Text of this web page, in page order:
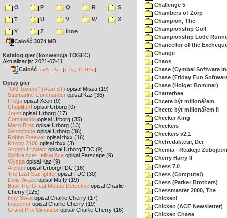
O
P Q R
S
T
U V W
X
Y
Z
inne
Całość 3074 MB
Katalog gier (konwencja TOSEC)
Aktualizacja: 2021-07-11
Całość md5 sha (7-Zip TUGZip)
Opisy gier
"Old Towers" (Atari ST) opisał Misza (19)
Submarine Commander opisał Kaz (36)
Frogs opisał Xeen (0)
Choplifter! opisał Urborg (0)
Joust opisał Urborg (17)
Commando opisał Urborg (35)
Mario Bros opisał Urborg (13)
Xenophobe opisał Urborg (36)
Robbo Forever opisał tbxx (16)
Kolony 2106 opisał tbxx (3)
Archon II: Adept opisał Urborg/TDC (9)
Spitfire Ace/Hellcat Ace opisał Farscape (9)
Wyspa opisał Kaz (9)
Archon opisał Urborg/TDC (16)
The Last Starfighter opisał TDC (30)
Dwie Wieże opisał Muffy (19)
Basil The Great Mouse Detective opisał Charlie
Cherry (125)
Inny Świat opisał Charlie Cherry (17)
Inspektor opisał Charlie Cherry (19)
Grand Prix Simulator opisał Charlie Cherry (16)
Challenge 5
Chambers of Zorp
Champion, The
Championship Golf
Championship Lode
Chancellor of the
Change
Chaos
Chase (Cymbal Software
Chase (Friday Fun
Chase (Holger Bommer)
Chatterbee
Chcete být milionářem
Chcete být milionářem II
Checker King
Checkers
Checkers v2.1
Chefredakteur, Der
Chemia - Reakcje
Cherry Harry II
Chess 7.0
Chess (Compute!)
Chess (Parker Brothers)
Chessmaster 2000, The
Chicken!
Chicken (ACE Newsletter)
Chicken Chase